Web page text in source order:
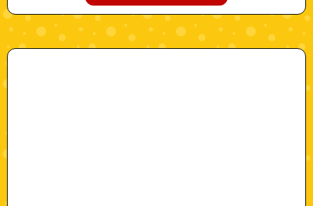
"dengen_kodo"